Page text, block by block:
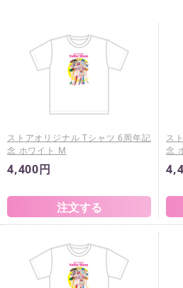
ストアオリジナル Tシャツ 6周年記
念 ホワイト M
4,400円
ス
念